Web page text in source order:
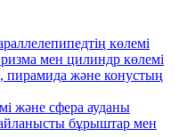
көлемі
мен цилиндр көлемі
пирамида және конустың
және сфера ауданы
бұрыштар мен